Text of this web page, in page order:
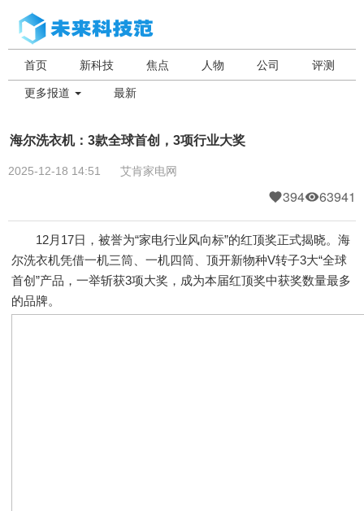
首页 新科技 焦点 人物 公司 评测
更多报道 最新
海尔洗衣机：3款全球首创，3项行业大奖
2025-12-18 14:51 艾肯家电网
394 63941
12月17日，被誉为“家电行业风向标”的红顶奖正式揭晓。海
尔洗衣机凭借一机三筒、一机四筒、顶开新物种V转子3大“全球
首创”产品，一举斩获3项大奖，成为本届红顶奖中获奖数量最多
的品牌。